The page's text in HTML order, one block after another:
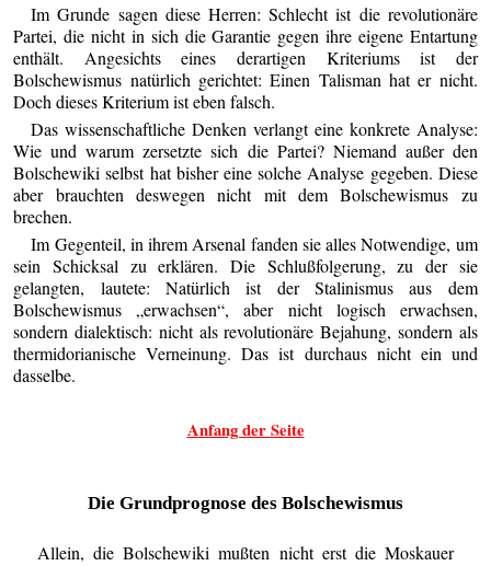
Im Grunde sagen diese Herren: Schlecht ist die revolutionäre
Partei, die nicht in sich die Garantie gegen ihre eigene Entartung
enthält. Angesichts eines derartigen Kriteriums ist der
Bolschewismus natürlich gerichtet: Einen Talisman hat er nicht.
Doch dieses Kriterium ist eben falsch.
Das wissenschaftliche Denken verlangt eine konkrete Analyse:
Wie und warum zersetzte sich die Partei? Niemand außer den
Bolschewiki selbst hat bisher eine solche Analyse gegeben. Diese
aber brauchten deswegen nicht mit dem Bolschewismus zu
brechen.
Im Gegenteil, in ihrem Arsenal fanden sie alles Notwendige, um
sein Schicksal zu erklären. Die Schlußfolgerung, zu der sie
gelangten, lautete: Natürlich ist der Stalinismus aus dem
Bolschewismus „erwachsen“, aber nicht logisch erwachsen,
sondern dialektisch: nicht als revolutionäre Bejahung, sondern als
thermidorianische Verneinung. Das ist durchaus nicht ein und
dasselbe.
Anfang der Seite
Die Grundprognose des Bolschewismus
Allein, die Bolschewiki mußten nicht erst die Moskauer